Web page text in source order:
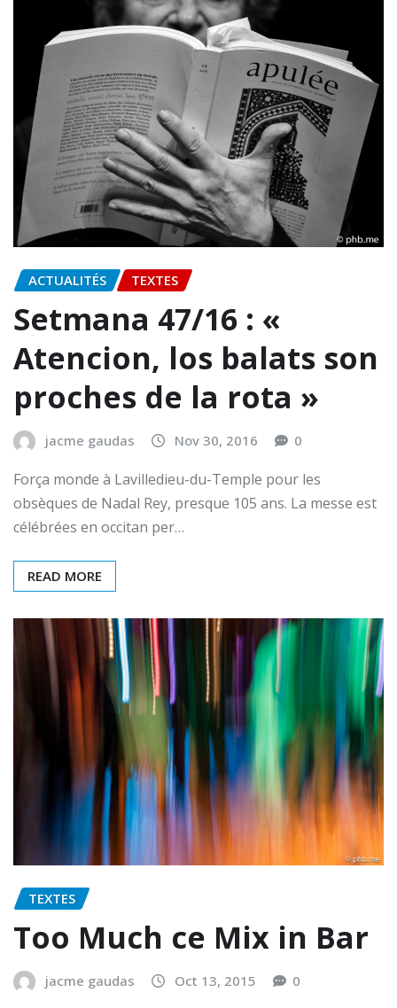
ACTUALITÉS TEXTES
Setmana 47/16 : «
Atencion, los balats son
proches de la rota »
jacme gaudas Nov 30, 2016 0
Força monde à Lavilledieu-du-Temple pour les
obsèques de Nadal Rey, presque 105 ans. La messe est
célébrées en occitan per…
READ MORE
TEXTES
Too Much ce Mix in Bar
jacme gaudas Oct 13, 2015 0